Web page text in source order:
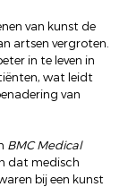
van kunst de
artsen vergroten.
in te leven in
wat leidt
van
BMC Medical
dat medisch
bij een kunst